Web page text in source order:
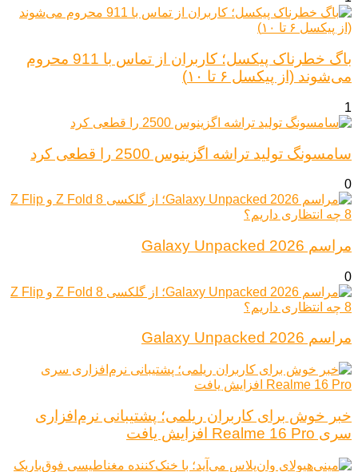
باگ خطرناک پیکسل؛ کاربران از تماس با 911 محروم
می‌شوند (از پیکسل ۶ تا ۱۰)
1
سامسونگ تولید تراشه اگزینوس 2500 را قطعی کرد
0
مراسم Galaxy Unpacked 2026
0
مراسم Galaxy Unpacked 2026
خبر خوش برای کاربران ریلمی؛ پشتیبانی نرم‌افزاری
سری Realme 16 Pro افزایش یافت